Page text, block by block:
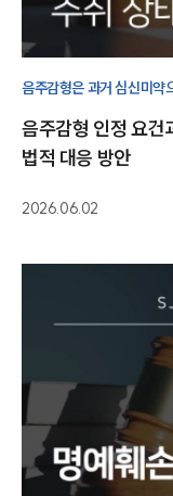
음주감형은 과거 심신미약
있습니다.
음주감형 인정 요건
법적 대응 방안
2026.06.02